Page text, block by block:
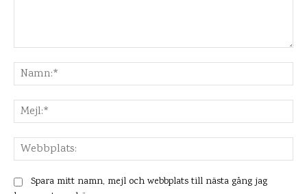
Spara mitt namn, mejl och webbplats till nästa gång jag